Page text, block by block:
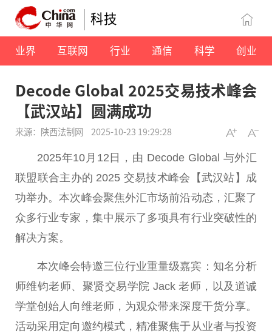
科技
业界 互联网 行业 通信 科学 创业
Decode Global 2025交易技术峰会
【武汉站】圆满成功
来源：陕西法制网 2025-10-23 19:29:28
2025年10月12日，由 Decode Global 与外汇
联盟联合主办的 2025 交易技术峰会【武汉站】成
功举办。本次峰会聚焦外汇市场前沿动态，汇聚了
众多行业专家，集中展示了多项具有行业突破性的
解决方案。
本次峰会特邀三位行业重量级嘉宾：知名分析
师维钧老师、聚贤交易学院 Jack 老师，以及道诚
学堂创始人向维老师，为观众带来深度干货分享。
活动采用定向邀约模式，精准聚焦于从业者与投资